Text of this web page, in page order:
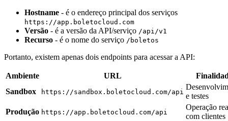
Hostname - é o endereço principal dos serviços
https://app.boletocloud.com
Versão - é a versão da API/serviço /api/v1
Recurso - é o nome do serviço /boletos
Portanto, existem apenas dois endpoints para acessar a API:
Ambiente URL
Sandbox
https://sandbox.boletocloud.com/api e testes
Produção https://app.boletocloud.com/api
Operação
com clientes